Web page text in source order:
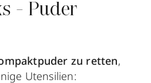
- Puder
zu retten,
Utensilien: